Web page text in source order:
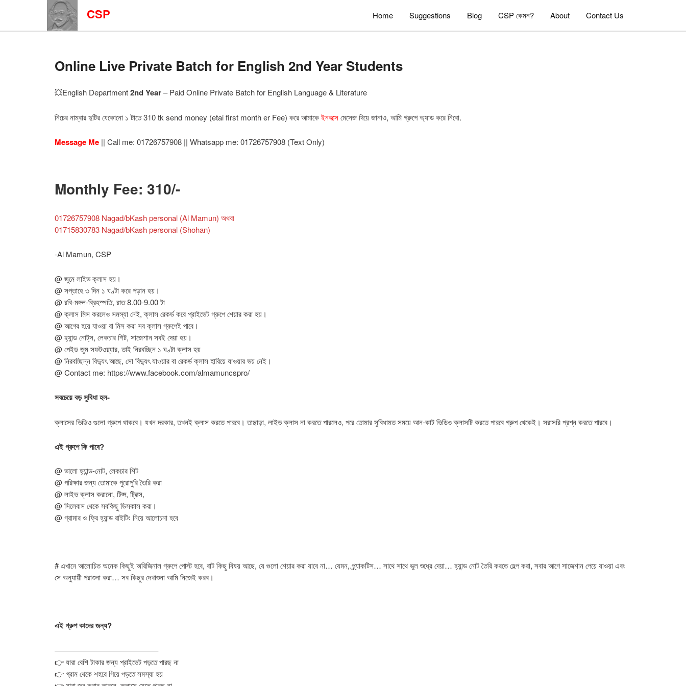
CSP Home Suggestions Blog CSP কেমন? About Contact Us
Online Live Private Batch for English 2nd Year Students
💥English Department2nd Year– Paid Online Private Batch for English Language & Literature
নিচের নাম্বার দুটির যেকোনো ১ টাতে 310 tk send money (etai first month er Fee) করে আমাকেইনবক্সেমেসেজ দিয়ে জানাও, আমি গ্রুপে অ্যাড করে নিবো.
Message Me || Call me: 01726757908 || Whatsapp me: 01726757908 (Text Only)
Monthly Fee: 310/-
01726757908 Nagad/bKash personal (Al Mamun) অথবা
01715830783 Nagad/bKash personal (Shohan)
-Al Mamun, CSP
@ জুমে লাইভ ক্লাস হয়।
@ সপ্তাহে ৩ দিন ১ ঘণ্টা করে পড়ান হয়।
@ রবি-মঙ্গল-ব্রিহস্পতি, রাত 8.00-9.00 টা
@ ক্লাস মিস করলেও সমস্যা নেই, ক্লাস রেকর্ড করে প্রাইভেট গ্রুপে শেয়ার করা হয়।
@ আগের হয়ে যাওয়া বা মিস করা সব ক্লাস গ্রুপেই পাবে।
@ হ্যান্ড নোট্‌স, লেকচার শিট, সাজেশান সবই দেয়া হয়।
@ পেইড জুম সফটওয়্যার, তাই নিরবচ্ছিন ১ ঘণ্টা ক্লাস হয়
@ নিরবচ্ছিন্ন বিদ্যুৎ আছে, সো বিদ্যুৎ যাওয়ার বা রেকর্ড ক্লাস হারিয়ে যাওয়ার ভয় নেই।
@ Contact me: https://www.facebook.com/almamuncspro/
সবচেয়ে বড় সুবিধা হল-
ক্লাসের ভিডিও গুলো গ্রুপে থাকবে। যখন দরকার, তখনই ক্লাস করতে পারবে। তাছাড়া, লাইভ ক্লাস না করতে পারলেও, পরে তোমার সুবিধামত সময়ে আন-কাট ভিডিও ক্লাসটি করতে পারবে গ্রুপ থেকেই। সরাসরি প্রশ্ন করতে পারবে।
এই গ্রুপে কি পাবে?
@ ভালো হ্যান্ড-নোট, লেকচার শিট
@ পরিক্ষার জন্য তোমাকে পুরোপুরি তৈরি করা
@ লাইভ ক্লাস করানো, টিপ্স, ট্রিক্স,
@ সিলেবাস থেকে সবকিছু ডিসকাস করা।
@ গ্রামার ও ফ্রি হ্যান্ড রাইটিং নিয়ে আলোচনা হবে
# এখানে আলোচিত অনেক কিছুই অরিজিনাল গ্রুপে পোস্ট হবে, বাট কিছু বিষয় আছে, যে গুলো শেয়ার করা যাবে না… যেমন, প্র্যাকটিস… সাথে সাথে ভুল শুধ্রে দেয়া… হ্যান্ড নোট তৈরি করতে হেল্প করা, সবার আগে সাজেশান পেয়ে যাওয়া এবং
সে অনুযায়ী পরাশুনা করা… সব কিছুর দেখাশুনা আমি নিজেই করব।
এই গ্রুপ কাদের জন্য?
—————————————–
👉 যারা বেশি টাকার জন্য প্রাইভেট পড়তে পারছ না
👉 গ্রাম থেকে শহরে গিয়ে পড়তে সমস্যা হয়